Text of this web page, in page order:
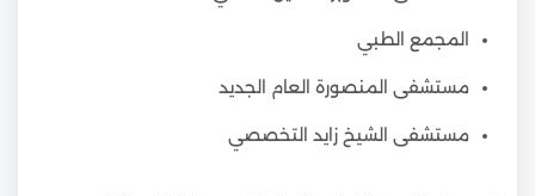
المجمع الطبي
مستشفى المنصورة العام الجديد
مستشفى الشيخ زايد التخصصي